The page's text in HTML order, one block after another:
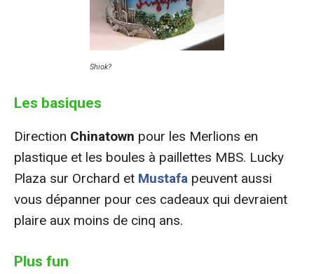
Shiok?
Les basiques
Direction Chinatown pour les Merlions en
plastique et les boules à paillettes MBS. Lucky
Plaza sur Orchard et Mustafa peuvent aussi
vous dépanner pour ces cadeaux qui devraient
plaire aux moins de cinq ans.
Plus fun